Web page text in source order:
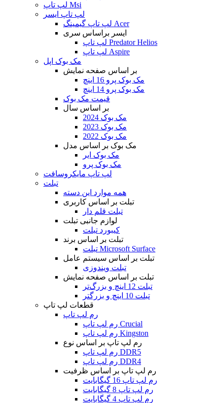
لپ تاپ Msi
لپ تاپ ایسر
لپ تاپ گیمینگ Acer
ایسر براساس سری
لپ تاپ Predator Helios
لپ تاپ Aspire
مک بوک اپل
بر اساس صفحه نمایش
مک بوک پرو 16 اینچ
مک بوک پرو 14 اینچ
قیمت مک بوک
بر اساس سال
مک بوک 2024
مک بوک 2023
مک بوک 2022
مک بوک بر اساس مدل
مک بوک ایر
مک بوک پرو
لپ تاپ مایکروسافت
تبلت
همه موارد این دسته
تبلت بر اساس کاربری
تبلت قلم دار
لوازم جانبی تبلت
کیبورد تبلت
تبلت بر اساس برند
تبلت Microsoft Surface
تبلت بر اساس سیستم عامل
تبلت ویندوزی
تبلت بر اساس صفحه نمایش
تبلت 12 اینچ و بزرگ‌تر
تبلت 10 اینچ و بزرگتر
قطعات لپ تاپ
رم لپ تاپ
رم لپ تاپ Crucial
رم لپ تاپ Kingston
رم لپ تاپ بر اساس نوع
رم لپ تاپ DDR5
رم لپ تاپ DDR4
رم لپ تاپ بر اساس ظرفیت
رم لپ تاپ 16 گیگابایت
رم لپ تاپ 8 گیگابایت
رم لپ تاپ 4 گیگابایت